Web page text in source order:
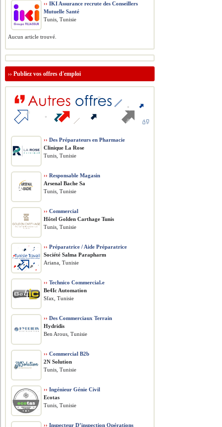
›› IKI Assurance recrute des Conseillers
Mutuelle Santé
Tunis, Tunisie
Aucun article trouvé.
››Publiez vos offres d'emploi
›› Des Préparateurs en Pharmacie
Clinique La Rose
Tunis, Tunisie
›› Responsable Magasin
Arsenal Bache Sa
Tunis, Tunisie
›› Commercial
Hôtel Golden Carthage Tunis
Tunis, Tunisie
›› Préparatrice / Aide Préparatrice
Société Salma Parapharm
Ariana, Tunisie
›› Technico Commercial.e
Be4Ic Automation
Sfax, Tunisie
›› Des Commerciaux Terrain
Hydridis
Ben Arous, Tunisie
›› Commercial B2b
2N Solution
Tunis, Tunisie
›› Ingénieur Génie Civil
Ecotas
Tunis, Tunisie
›› Inspecteur D’inspection Opérations